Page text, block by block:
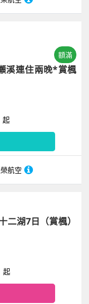
額滿
溪連住兩晚*賞楓
航空
起
二湖7日（賞楓）
起